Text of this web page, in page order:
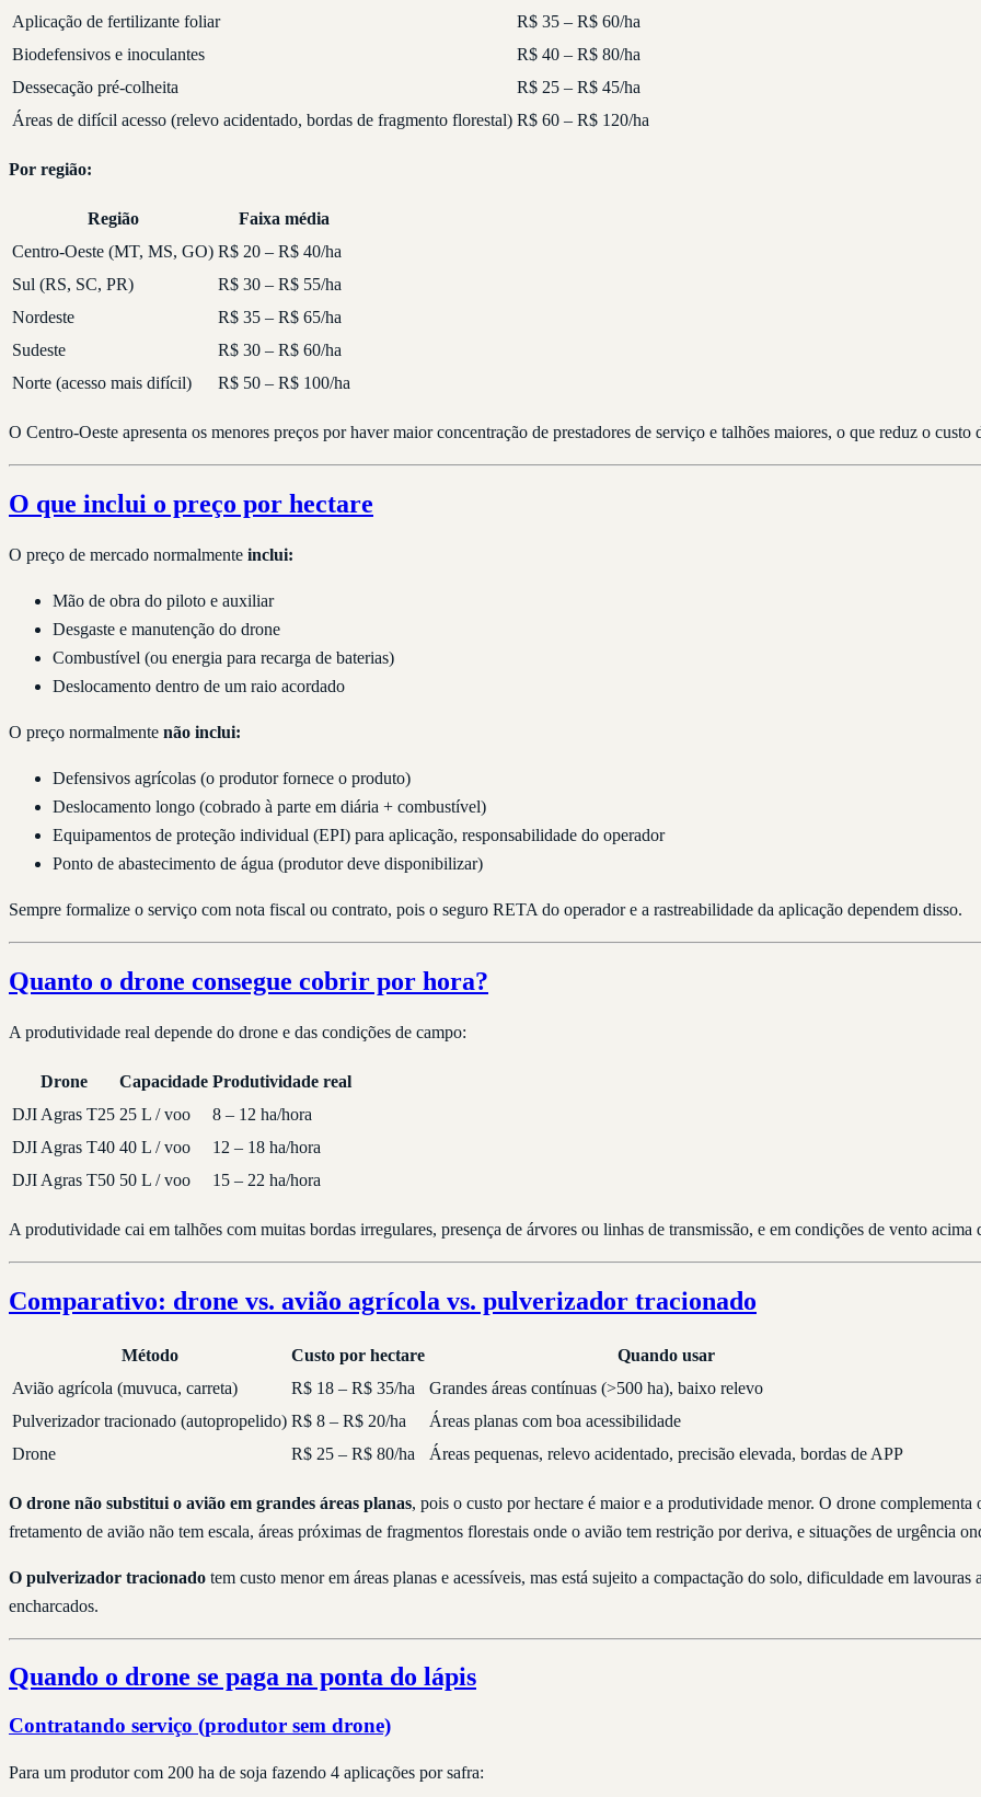
Aplicação de fertilizante foliar
R$ 35 – R$ 60/ha
Biodefensivos e inoculantes
R$ 40 – R$ 80/ha
Dessecação pré-colheita
R$ 25 – R$ 45/ha
Áreas de difícil acesso (relevo acidentado, bordas de fragmento florestal) R$ 60 – R$ 120/ha
Por região:
Região
Faixa média
Centro-Oeste (MT, MS, GO) R$ 20 – R$ 40/ha
Sul (RS, SC, PR)
R$ 30 – R$ 55/ha
Nordeste
R$ 35 – R$ 65/ha
Sudeste
R$ 30 – R$ 60/ha
Norte (acesso mais difícil)
R$ 50 – R$ 100/ha
O Centro-Oeste apresenta os menores preços por haver maior concentração de prestadores de serviço e talhões maiores, o que reduz o
O que inclui o preço por hectare
O preço de mercado normalmente inclui:
Mão de obra do piloto e auxiliar
Desgaste e manutenção do drone
Combustível (ou energia para recarga de baterias)
Deslocamento dentro de um raio acordado
O preço normalmente não inclui:
Defensivos agrícolas (o produtor fornece o produto)
Deslocamento longo (cobrado à parte em diária + combustível)
Equipamentos de proteção individual (EPI) para aplicação, responsabilidade do operador
Ponto de abastecimento de água (produtor deve disponibilizar)
Sempre formalize o serviço com nota fiscal ou contrato, pois o seguro RETA do operador e a rastreabilidade da aplicação dependem disso.
Quanto o drone consegue cobrir por hora?
A produtividade real depende do drone e das condições de campo:
Drone Capacidade Produtividade real
DJI Agras T25 25 L / voo
8 – 12 ha/hora
DJI Agras T40 40 L / voo
12 – 18 ha/hora
DJI Agras T50 50 L / voo 15 – 22 ha/hora
A produtividade cai em talhões com muitas bordas irregulares, presença de árvores ou linhas de transmissão, e em condições de vento
Comparativo: drone vs. avião agrícola vs. pulverizador tracionado
Método Custo por hectare
Quando usar
Avião agrícola (muvuca, carreta)
R$ 18 – R$ 35/ha
Grandes áreas contínuas (>500 ha), baixo relevo
Pulverizador tracionado (autopropelido) R$ 8 – R$ 20/ha
Áreas planas com boa acessibilidade
Drone
R$ 25 – R$ 80/ha Áreas pequenas, relevo acidentado, precisão elevada, bordas de APP
O drone não substitui o avião em grandes áreas planas, pois o custo por hectare é maior e a produtividade menor. O drone
fretamento de avião não tem escala, áreas próximas de fragmentos florestais onde o avião tem restrição por deriva, e situações de urgência
O pulverizador tracionado tem custo menor em áreas planas e acessíveis, mas está sujeito a compactação do solo, dificuldade em
encharcados.
Quando o drone se paga na ponta do lápis
Contratando serviço (produtor sem drone)
Para um produtor com 200 ha de soja fazendo 4 aplicações por safra: